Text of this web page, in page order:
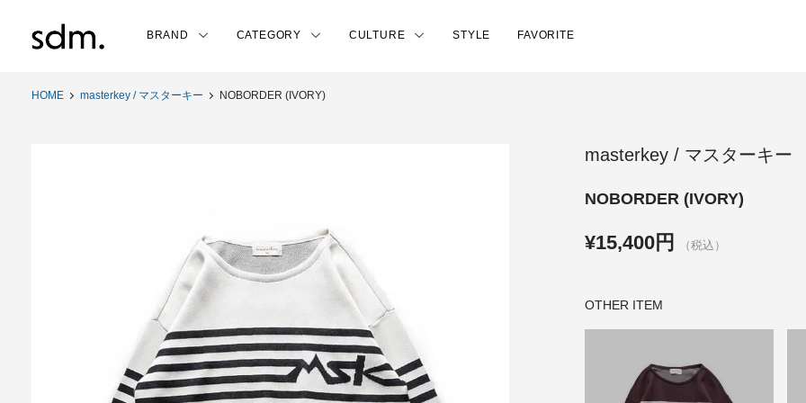
BRAND CATEGORY CULTURE STYLE FAVORITE
HOME masterkey / マスターキー NOBORDER (IVORY)
masterkey / マスターキー
NOBORDER (IVORY)
¥15,400円 （税込）
OTHER ITEM